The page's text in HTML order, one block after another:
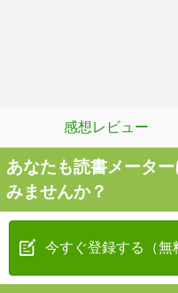
感想レビュー
あなたも読書メータ
みませんか？
今すぐ登録する（無